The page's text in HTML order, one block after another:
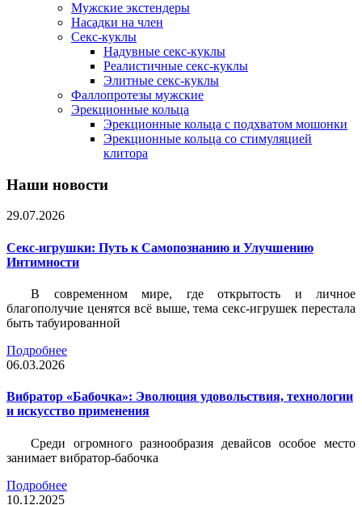
Мужские экстендеры
Насадки на член
Секс-куклы
Надувные секс-куклы
Реалистичные секс-куклы
Элитные секс-куклы
Фаллопротезы мужские
Эрекционные кольца
Эрекционные кольца с подхватом мошонки
Эрекционные кольца со стимуляцией
клитора
Наши новости
29.07.2026
Секс-игрушки: Путь к Самопознанию и Улучшению
Интимности
В современном мире, где открытость и личное
благополучие ценятся всё выше, тема секс-игрушек перестала
быть табуированной
Подробнее
06.03.2026
Вибратор «Бабочка»: Эволюция удовольствия, технологии
и искусство применения
Среди огромного разнообразия девайсов особое место
занимает вибратор-бабочка
Подробнее
10.12.2025